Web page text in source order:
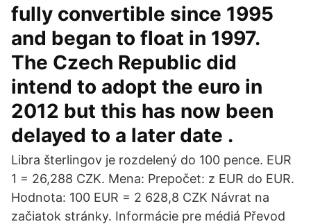
fully convertible since 1995
and began to float in 1997.
The Czech Republic did
intend to adopt the euro in
2012 but this has now been
delayed to a later date .
Libra šterlingov je rozdelený do 100 pence. EUR
1 = 26,288 CZK. Mena: Prepočet: z EUR do EUR.
Hodnota: 100 EUR = 2 628,8 CZK Návrat na
začiatok stránky. Informácie pre médiá Převod